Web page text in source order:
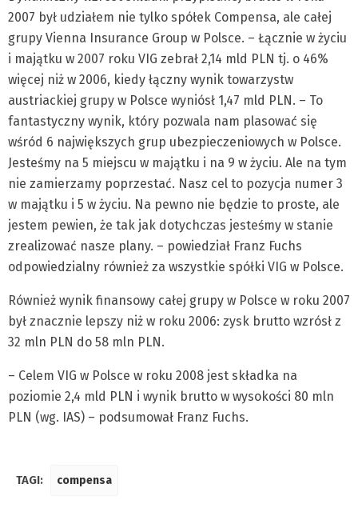
2007 był udziałem nie tylko spółek Compensa, ale całej
grupy Vienna Insurance Group w Polsce. – Łącznie w życiu
i majątku w 2007 roku VIG zebrał 2,14 mld PLN tj. o 46%
więcej niż w 2006, kiedy łączny wynik towarzystw
austriackiej grupy w Polsce wyniósł 1,47 mld PLN. – To
fantastyczny wynik, który pozwala nam plasować się
wśród 6 największych grup ubezpieczeniowych w Polsce.
Jesteśmy na 5 miejscu w majątku i na 9 w życiu. Ale na tym
nie zamierzamy poprzestać. Nasz cel to pozycja numer 3
w majątku i 5 w życiu. Na pewno nie będzie to proste, ale
jestem pewien, że tak jak dotychczas jesteśmy w stanie
zrealizować nasze plany. – powiedział Franz Fuchs
odpowiedzialny również za wszystkie spółki VIG w Polsce.
Również wynik finansowy całej grupy w Polsce w roku 2007
był znacznie lepszy niż w roku 2006: zysk brutto wzrósł z
32 mln PLN do 58 mln PLN.
– Celem VIG w Polsce w roku 2008 jest składka na
poziomie 2,4 mld PLN i wynik brutto w wysokości 80 mln
PLN (wg. IAS) – podsumował Franz Fuchs.
TAGI: compensa